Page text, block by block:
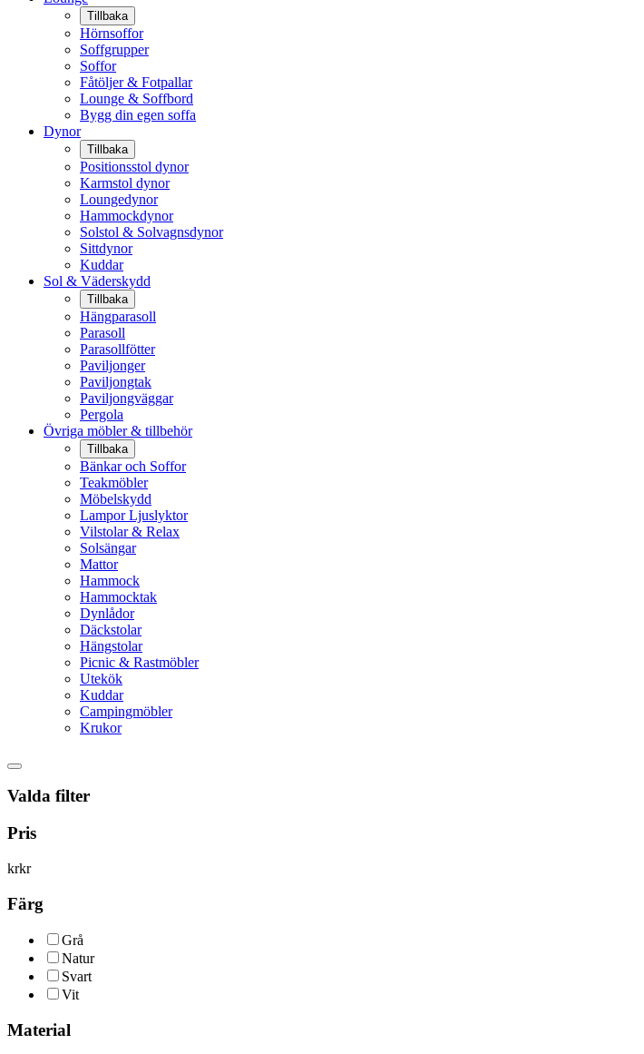
Tillbaka
Hörnsoffor
Soffgrupper
Soffor
Fåtöljer & Fotpallar
Lounge & Soffbord
Bygg din egen soffa
Dynor
Tillbaka
Positionsstol dynor
Karmstol dynor
Loungedynor
Hammockdynor
Solstol & Solvagnsdynor
Sittdynor
Kuddar
Sol & Väderskydd
Tillbaka
Hängparasoll
Parasoll
Parasollfötter
Paviljonger
Paviljongtak
Paviljongväggar
Pergola
Övriga möbler & tillbehör
Tillbaka
Bänkar och Soffor
Teakmöbler
Möbelskydd
Lampor Ljuslyktor
Vilstolar & Relax
Solsängar
Mattor
Hammock
Hammocktak
Dynlådor
Däckstolar
Hängstolar
Picnic & Rastmöbler
Utekök
Kuddar
Campingmöbler
Krukor
Valda filter
Pris
krkr
Färg
Grå
Natur
Svart
Vit
Material